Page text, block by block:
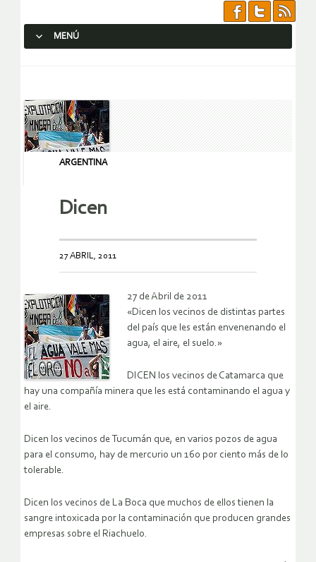
MENÚ
ARGENTINA
Dicen
27 ABRIL, 2011
27 de Abril de 2011
«Dicen los vecinos de distintas partes
del país que les están envenenando el
agua, el aire, el suelo.»
DICEN los vecinos de Catamarca que
hay una compañía minera que les está contaminando el agua y
el aire.
Dicen los vecinos de Tucumán que, en varios pozos de agua
para el consumo, hay de mercurio un 160 por ciento más de lo
tolerable.
Dicen los vecinos de La Boca que muchos de ellos tienen la
sangre intoxicada por la contaminación que producen grandes
empresas sobre el Riachuelo.